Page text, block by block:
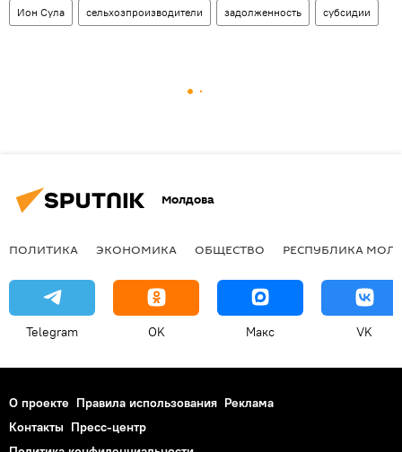
Ион Сула сельхозпроизводители задолженность субсидии
Молдова
ПОЛИТИКА ЭКОНОМИКА ОБЩЕСТВО РЕСПУБЛИКА
Telegram OK Макс VK
О проекте Правила использования Реклама
Контакты Пресс-центр